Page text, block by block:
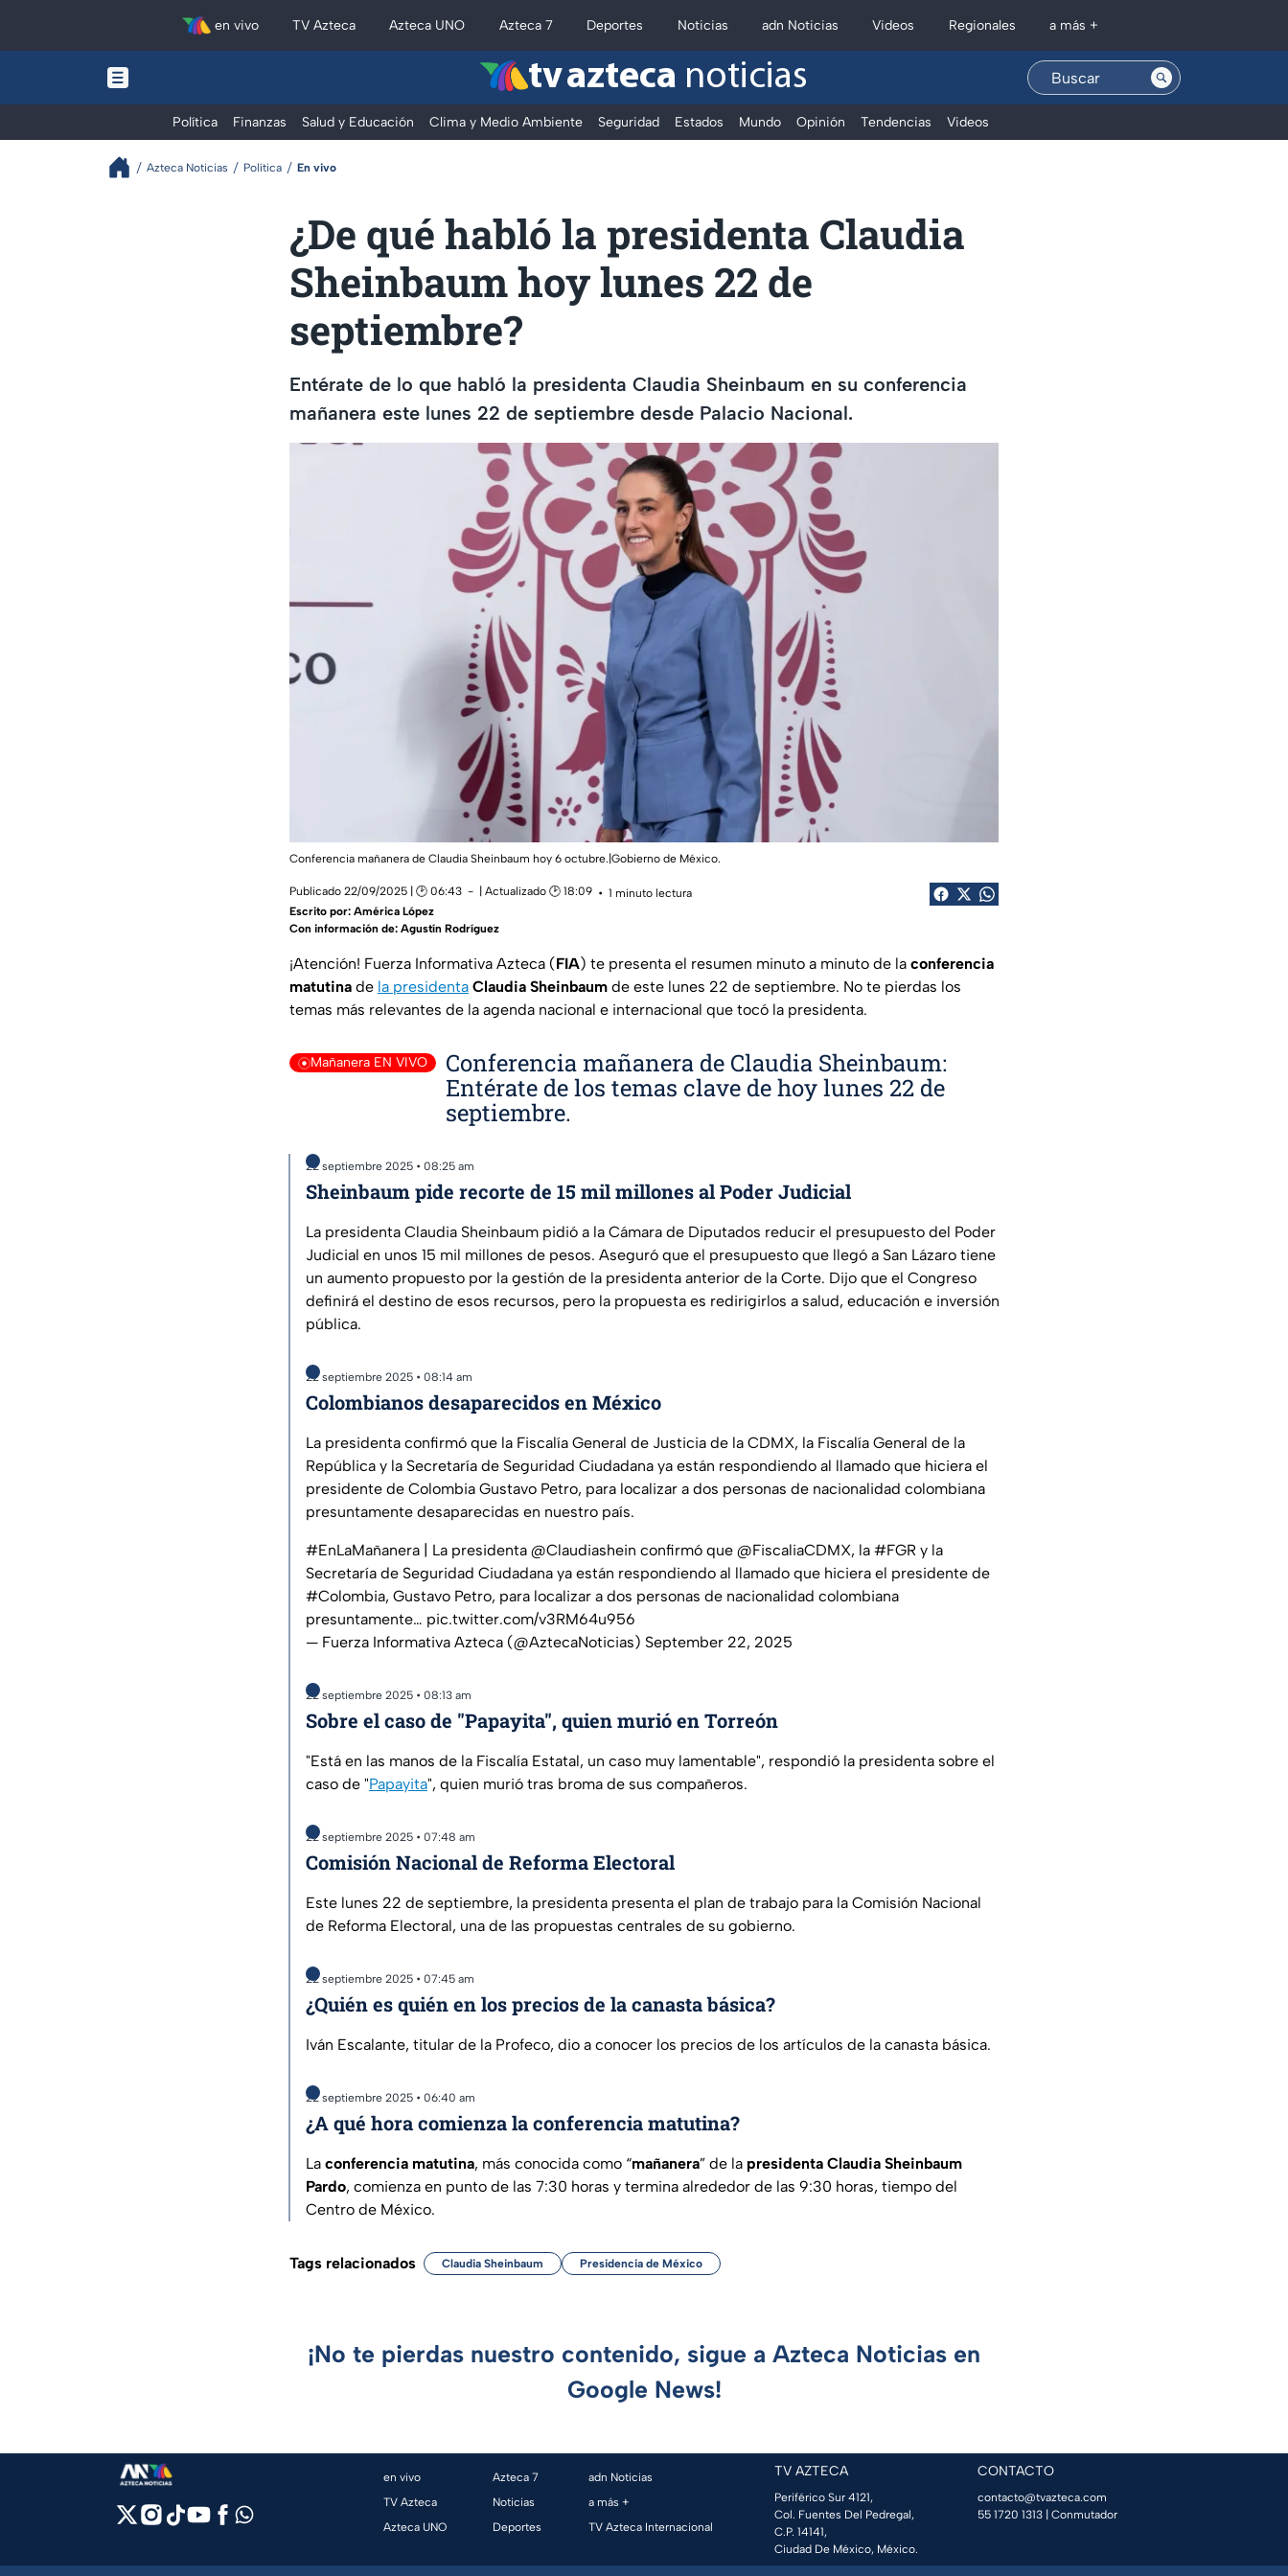
en vivo TV Azteca Azteca UNO Azteca 7 Deportes Noticias adn Noticias Videos Regionales a más +
tv azteca noticias
Política Finanzas Salud y Educación Clima y Medio Ambiente Seguridad Estados Mundo Opinión Tendencias Videos
Azteca Noticias Política En vivo
¿De qué habló la presidenta Claudia
Sheinbaum hoy lunes 22 de
septiembre?
Entérate de lo que habló la presidenta Claudia Sheinbaum en su conferencia
mañanera este lunes 22 de septiembre desde Palacio Nacional.
Conferencia mañanera de Claudia Sheinbaum hoy 6 octubre.|Gobierno de México.
Publicado 22/09/2025 | 🕑 06:43 | Actualizado 🕑 18:09
1 minuto lectura
Escrito por: América López
Con información de: Agustín Rodríguez
¡Atención! Fuerza Informativa Azteca (FIA) te presenta el resumen minuto a minuto de la conferencia
matutina de la presidenta Claudia Sheinbaum de este lunes 22 de septiembre. No te pierdas los
temas más relevantes de la agenda nacional e internacional que tocó la presidenta.
Mañanera EN VIVO
Conferencia mañanera de Claudia Sheinbaum:
Entérate de los temas clave de hoy lunes 22 de
septiembre.
22 septiembre 2025 • 08:25 am
Sheinbaum pide recorte de 15 mil millones al Poder Judicial
La presidenta Claudia Sheinbaum pidió a la Cámara de Diputados reducir el presupuesto del Poder
Judicial en unos 15 mil millones de pesos. Aseguró que el presupuesto que llegó a San Lázaro tiene
un aumento propuesto por la gestión de la presidenta anterior de la Corte. Dijo que el Congreso
definirá el destino de esos recursos, pero la propuesta es redirigirlos a salud, educación e inversión
pública.
22 septiembre 2025 • 08:14 am
Colombianos desaparecidos en México
La presidenta confirmó que la Fiscalía General de Justicia de la CDMX, la Fiscalía General de la
República y la Secretaría de Seguridad Ciudadana ya están respondiendo al llamado que hiciera el
presidente de Colombia Gustavo Petro, para localizar a dos personas de nacionalidad colombiana
presuntamente desaparecidas en nuestro país.
#EnLaMañanera | La presidenta @Claudiashein confirmó que @FiscaliaCDMX, la #FGR y la
Secretaría de Seguridad Ciudadana ya están respondiendo al llamado que hiciera el presidente de
#Colombia, Gustavo Petro, para localizar a dos personas de nacionalidad colombiana
presuntamente… pic.twitter.com/v3RM64u956
— Fuerza Informativa Azteca (@AztecaNoticias) September 22, 2025
22 septiembre 2025 • 08:13 am
Sobre el caso de "Papayita", quien murió en Torreón
"Está en las manos de la Fiscalía Estatal, un caso muy lamentable", respondió la presidenta sobre el
caso de "Papayita", quien murió tras broma de sus compañeros.
22 septiembre 2025 • 07:48 am
Comisión Nacional de Reforma Electoral
Este lunes 22 de septiembre, la presidenta presenta el plan de trabajo para la Comisión Nacional
de Reforma Electoral, una de las propuestas centrales de su gobierno.
22 septiembre 2025 • 07:45 am
¿Quién es quién en los precios de la canasta básica?
Iván Escalante, titular de la Profeco, dio a conocer los precios de los artículos de la canasta básica.
22 septiembre 2025 • 06:40 am
¿A qué hora comienza la conferencia matutina?
La conferencia matutina, más conocida como “mañanera” de la presidenta Claudia Sheinbaum
Pardo, comienza en punto de las 7:30 horas y termina alrededor de las 9:30 horas, tiempo del
Centro de México.
Tags relacionados Claudia Sheinbaum Presidencia de México
¡No te pierdas nuestro contenido, sigue a Azteca Noticias en
Google News!
en vivo
TV Azteca
Azteca UNO
Azteca 7
Noticias
Deportes
adn Noticias
a más +
TV Azteca Internacional
TV AZTECA
Periférico Sur 4121,
Col. Fuentes Del Pedregal,
C.P. 14141,
Ciudad De México, México.
CONTACTO
contacto@tvazteca.com
55 1720 1313 | Conmutador